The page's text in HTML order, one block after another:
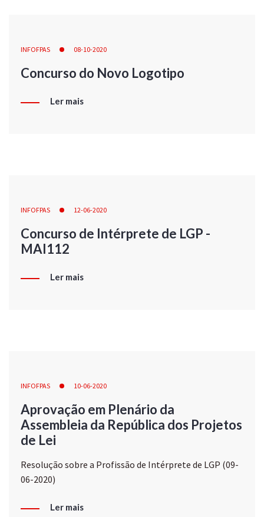
INFOFPAS 08-10-2020
Concurso do Novo Logotipo
Ler mais
INFOFPAS 12-06-2020
Concurso de Intérprete de LGP -
MAI112
Ler mais
INFOFPAS 10-06-2020
Aprovação em Plenário da
Assembleia da República dos Projetos
de Lei
Resolução sobre a Profissão de Intérprete de LGP (09-
06-2020)
Ler mais